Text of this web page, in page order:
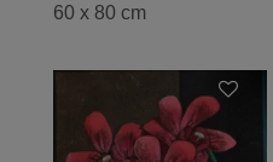
60 x 80 cm